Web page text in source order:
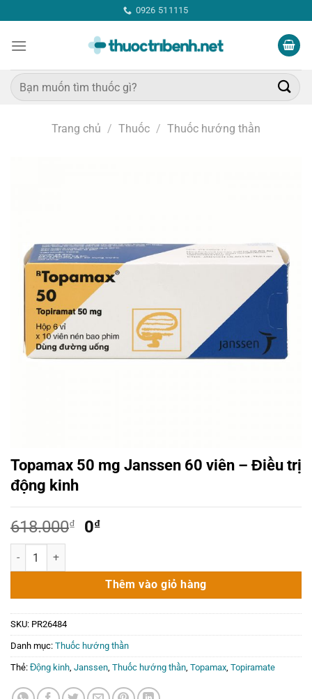
qua
nội
0926 511115
Tìm
kiếm:
Trang chủ / Thuốc / Thuốc hướng thần
Topamax 50 mg Janssen 60 viên – Điều trị
động kinh
618.000₫
Giá
618.000₫.
0₫Giá
là:
0₫.
Topamax 50 mg Janssen 60 viên - Điều trị động kinh số lượng
Thêm vào giỏ hàng
SKU: PR26484
Danh mục: Thuốc hướng thần
Thẻ: Động kinh, Janssen, Thuốc hướng thần, Topamax, Topiramate